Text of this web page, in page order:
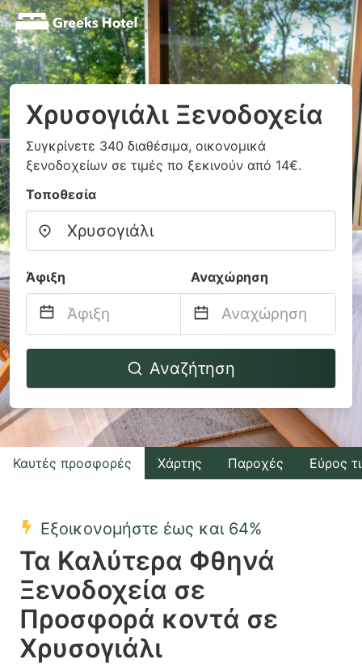
Χρυσογιάλι Ξενοδοχεία
Συγκρίνετε 340 διαθέσιμα, οικονομικά
ξενοδοχείων σε τιμές πο ξεκινούν από 14€.
Τοποθεσία
Άφιξη Αναχώρηση
Navigate
to
interact
with
the
select
a
date.
Press
question
Navigate
backward
to
interact
with
the
select
a
Press
Αναζήτηση
Καυτές προσφορές Χάρτης Παροχές Εύρος
Εξοικονομήστε έως και 64%
Τα Καλύτερα Φθηνά
Ξενοδοχεία σε
Προσφορά κοντά σε
Χρυσογιάλι